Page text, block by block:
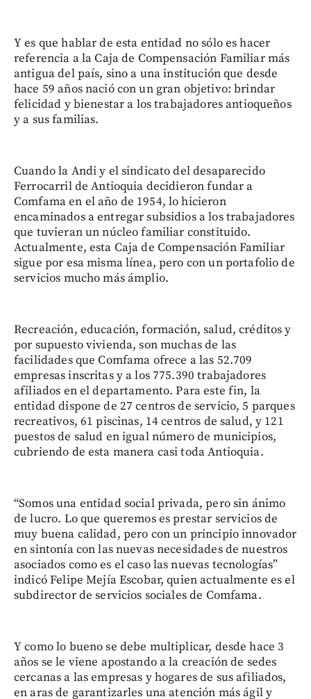
Y es que hablar de esta entidad no sólo es hacer
referencia a la Caja de Compensación Familiar más
antigua del país, sino a una institución que desde
hace 59 años nació con un gran objetivo: brindar
felicidad y bienestar a los trabajadores antioqueños
y a sus familias.
Cuando la Andi y el sindicato del desaparecido
Ferrocarril de Antioquia decidieron fundar a
Comfama en el año de 1954, lo hicieron
encaminados a entregar subsidios a los trabajadores
que tuvieran un núcleo familiar constituido.
Actualmente, esta Caja de Compensación Familiar
sigue por esa misma línea, pero con un portafolio de
servicios mucho más ámplio.
Recreación, educación, formación, salud, créditos y
por supuesto vivienda, son muchas de las
facilidades que Comfama ofrece a las 52.709
empresas inscritas y a los 775.390 trabajadores
afiliados en el departamento. Para este fin, la
entidad dispone de 27 centros de servicio, 5 parques
recreativos, 61 piscinas, 14 centros de salud, y 121
puestos de salud en igual número de municipios,
cubriendo de esta manera casi toda Antioquia.
“Somos una entidad social privada, pero sin ánimo
de lucro. Lo que queremos es prestar servicios de
muy buena calidad, pero con un principio innovador
en sintonía con las nuevas necesidades de nuestros
asociados como es el caso las nuevas tecnologías”
indicó Felipe Mejía Escobar, quien actualmente es el
subdirector de servicios sociales de Comfama.
Y como lo bueno se debe multiplicar, desde hace 3
años se le viene apostando a la creación de sedes
cercanas a las empresas y hogares de sus afiliados,
en aras de garantizarles una atención más ágil y